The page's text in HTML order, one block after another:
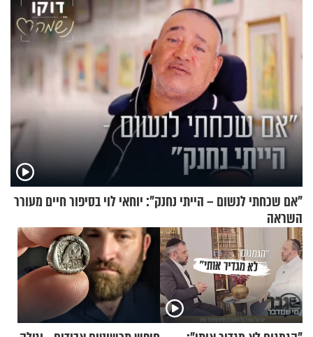
"אם שכחתי לנשום – הייתי נחנק": יוחאי לוי בסיפור חיים מעורר
השראה